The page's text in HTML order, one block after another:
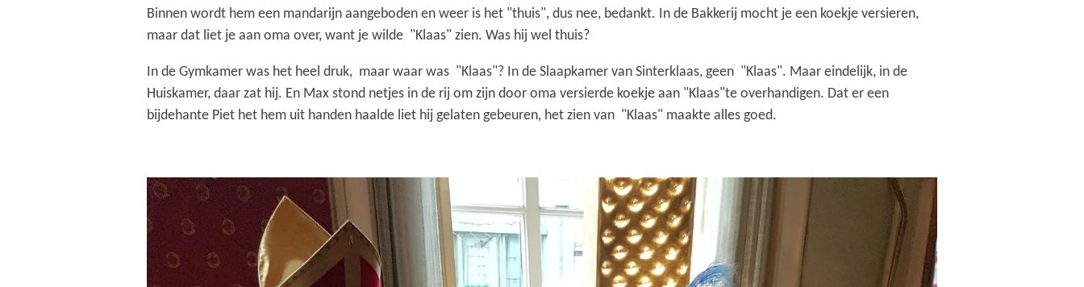
Binnen wordt hem een mandarijn aangeboden en weer is het "thuis", dus nee, bedankt. In de Bakkerij mocht je een koekje versieren,
maar dat liet je aan oma over, want je wilde "Klaas" zien. Was hij wel thuis?
In de Gymkamer was het heel druk, maar waar was "Klaas"? In de Slaapkamer van Sinterklaas, geen "Klaas". Maar eindelijk, in de
Huiskamer, daar zat hij. En Max stond netjes in de rij om zijn door oma versierde koekje aan "Klaas"te overhandigen. Dat er een
bijdehante Piet het hem uit handen haalde liet hij gelaten gebeuren, het zien van "Klaas" maakte alles goed.